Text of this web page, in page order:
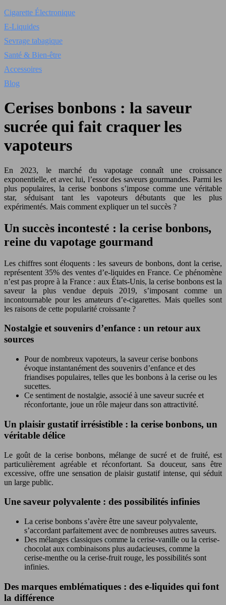
Cigarette Électronique
E-Liquides
Sevrage tabagique
Santé & Bien-être
Accessoires
Blog
Cerises bonbons : la saveur
sucrée qui fait craquer les
vapoteurs
En 2023, le marché du vapotage connaît une croissance
exponentielle, et avec lui, l’essor des saveurs gourmandes. Parmi les
plus populaires, la cerise bonbons s’impose comme une véritable
star, séduisant tant les vapoteurs débutants que les plus
expérimentés. Mais comment expliquer un tel succès ?
Un succès incontesté : la cerise bonbons,
reine du vapotage gourmand
Les chiffres sont éloquents : les saveurs de bonbons, dont la cerise,
représentent 35% des ventes d’e-liquides en France. Ce phénomène
n’est pas propre à la France : aux États-Unis, la cerise bonbons est la
saveur la plus vendue depuis 2019, s’imposant comme un
incontournable pour les amateurs d’e-cigarettes. Mais quelles sont
les raisons de cette popularité croissante ?
Nostalgie et souvenirs d’enfance : un retour aux
sources
Pour de nombreux vapoteurs, la saveur cerise bonbons
évoque instantanément des souvenirs d’enfance et des
friandises populaires, telles que les bonbons à la cerise ou les
sucettes.
Ce sentiment de nostalgie, associé à une saveur sucrée et
réconfortante, joue un rôle majeur dans son attractivité.
Un plaisir gustatif irrésistible : la cerise bonbons, un
véritable délice
Le goût de la cerise bonbons, mélange de sucré et de fruité, est
particulièrement agréable et réconfortant. Sa douceur, sans être
excessive, offre une sensation de plaisir gustatif intense, qui séduit
un large public.
Une saveur polyvalente : des possibilités infinies
La cerise bonbons s’avère être une saveur polyvalente,
s’accordant parfaitement avec de nombreuses autres saveurs.
Des mélanges classiques comme la cerise-vanille ou la cerise-
chocolat aux combinaisons plus audacieuses, comme la
cerise-menthe ou la cerise-fruit rouge, les possibilités sont
infinies.
Des marques emblématiques : des e-liquides qui font
la différence